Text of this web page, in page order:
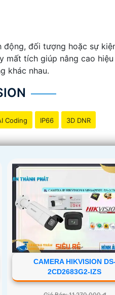
động, đối tượng hoặc sự
mất tích giúp nâng cao
khác nhau.
Coding IP66 3D DNR
CAMERA HIKVISION
2CD2683G2-IZS